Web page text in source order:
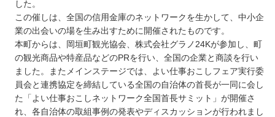
した。
この催しは、全国の信用金庫のネットワークを生かして、中小企
業の出会いの場を生み出すために開催されたものです。
本町からは、岡垣町観光協会、株式会社グラノ24Kが参加し、町
の観光商品や特産品などのPRを行い、全国の企業と商談を行い
ました。またメインステージでは、よい仕事おこしフェア実行委
員会と連携協定を締結している全国の自治体の首長が一同に会し
た「よい仕事おこしネットワーク全国首長サミット」が開催さ
れ、各自治体の取組事例の発表やディスカッションが行われまし